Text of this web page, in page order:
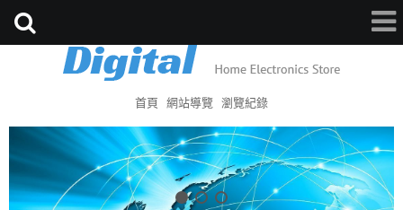
首頁 網站導覽 瀏覽紀錄